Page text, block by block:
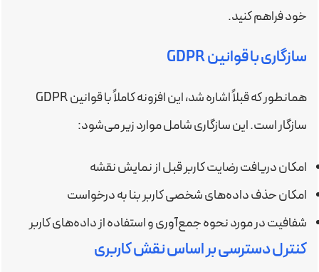
خود فراهم کنید.
سازگاری با قوانین GDPR
همانطور که قبلاً اشاره شد، این افزونه کاملاً با قوانین GDPR
سازگار است. این سازگاری شامل موارد زیر می‌شود:
امکان دریافت رضایت کاربر قبل از نمایش نقشه
امکان حذف داده‌های شخصی کاربر بنا به درخواست
شفافیت در مورد نحوه جمع‌آوری و استفاده از داده‌های کاربر
کنترل دسترسی بر اساس نقش کاربری